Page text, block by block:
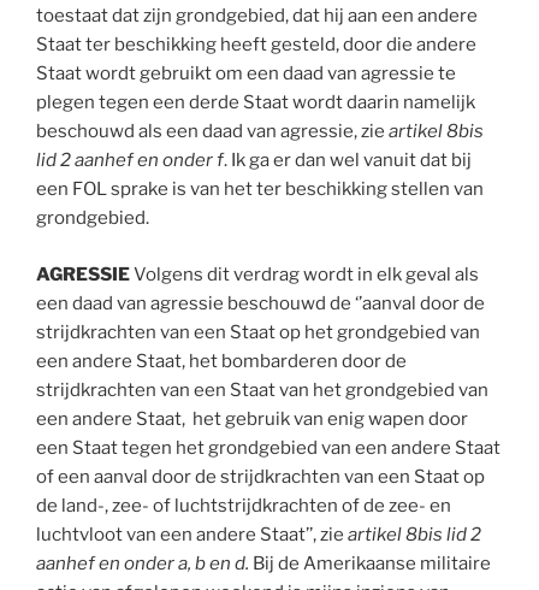
toestaat dat zijn grondgebied, dat hij aan een andere
Staat ter beschikking heeft gesteld, door die andere
Staat wordt gebruikt om een daad van agressie te
plegen tegen een derde Staat wordt daarin namelijk
beschouwd als een daad van agressie, zie artikel 8bis
lid 2 aanhef en onder f. Ik ga er dan wel vanuit dat bij
een FOL sprake is van het ter beschikking stellen van
grondgebied.
AGRESSIEVolgens dit verdrag wordt in elk geval als
een daad van agressie beschouwd de ‘’aanval door de
strijdkrachten van een Staat op het grondgebied van
een andere Staat, het bombarderen door de
strijdkrachten van een Staat van het grondgebied van
een andere Staat, het gebruik van enig wapen door
een Staat tegen het grondgebied van een andere Staat
of een aanval door de strijdkrachten van een Staat op
de land-, zee- of luchtstrijdkrachten of de zee- en
luchtvloot van een andere Staat’’, zie artikel 8bis lid 2
aanhef en onder a, b en d. Bij de Amerikaanse militaire